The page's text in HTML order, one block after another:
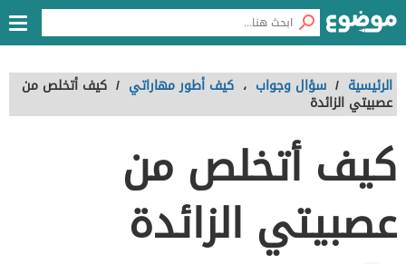
الرئيسية / سؤال وجواب ، كيف أطور مهاراتي / كيف أتخلص من
عصبيتي الزائدة
كيف أتخلص من
عصبيتي الزائدة